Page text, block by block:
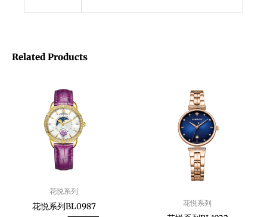
Related Products
花悦系列
花悦系列BL0987 花悦系列